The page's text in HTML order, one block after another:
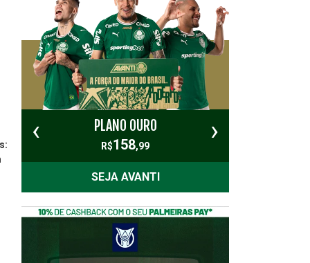
PLANO OURO
R$158,99
‹ ›
SEJA AVANTI